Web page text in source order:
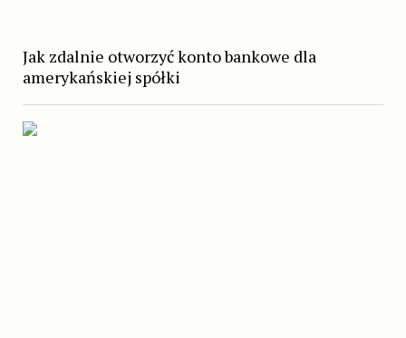
Jak zdalnie otworzyć konto bankowe dla
amerykańskiej spółki